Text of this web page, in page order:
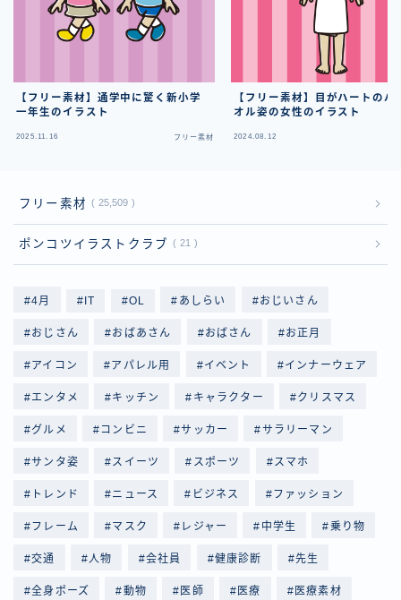
【フリー素材】通学中に驚く新小学
一年生のイラスト
2025.11.16 フリー素材
【フリー素材】目がハートのバ
オル姿の女性のイラスト
2024.08.12
フリー素材 25,509
ポンコツイラストクラブ 21
4月 IT OL あしらい おじいさん
おじさん おばあさん おばさん お正月
アイコン アパレル用 イベント インナーウェア
エンタメ キッチン キャラクター クリスマス
グルメ コンビニ サッカー サラリーマン
サンタ姿 スイーツ スポーツ スマホ
トレンド ニュース ビジネス ファッション
フレーム マスク レジャー 中学生 乗り物
交通 人物 会社員 健康診断 先生
全身ポーズ 動物 医師 医療 医療素材